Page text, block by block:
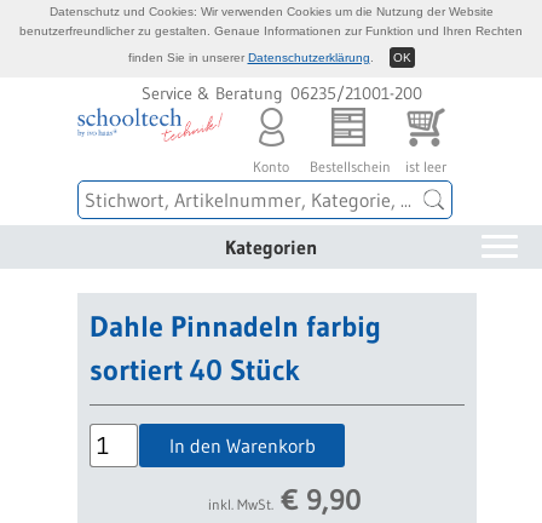
Service & Beratung 06235/21001-200
Konto Bestellschein ist leer
Kategorien
Dahle Pinnadeln farbig
sortiert 40 Stück
In den Warenkorb
inkl. MwSt. € 9,90
Datenschutz und Cookies: Wir verwenden Cookies um die Nutzung der Website
benutzerfreundlicher zu gestalten. Genaue Informationen zur Funktion und Ihren Rechten
finden Sie in unserer Datenschutzerklärung OK